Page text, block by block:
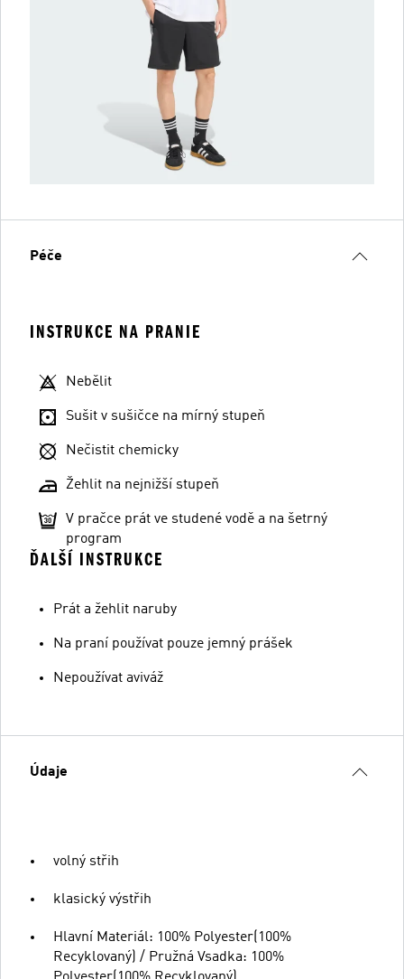
Péče
INSTRUKCE NA PRANIE
Nebělit
Sušit v sušičce na mírný stupeň
Nečistit chemicky
Žehlit na nejnižší stupeň
V pračce prát ve studené vodě a na šetrný
program
ĎALŠÍ INSTRUKCE
Prát a žehlit naruby
Na praní používat pouze jemný prášek
Nepoužívat aviváž
Údaje
volný střih
klasický výstřih
Hlavní Materiál: 100% Polyester(100%
Recyklovaný) / Pružná Vsadka: 100%